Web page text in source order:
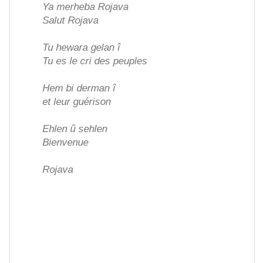
Ya merheba Rojava
Salut Rojava
Tu hewara gelan î
Tu es le cri des peuples
Hem bi derman î
et leur guérison
Ehlen û sehlen
Bienvenue
Rojava